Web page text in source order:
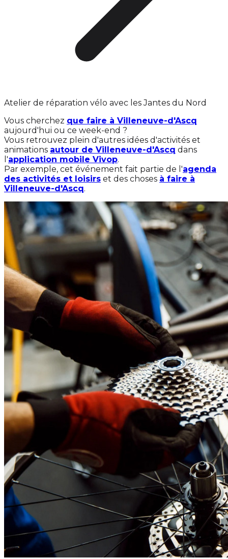
Atelier de réparation vélo avec les Jantes du Nord
Vous cherchez que faire à Villeneuve-d'Ascq
aujourd'hui ou ce week-end ?
Vous retrouvez plein d'autres idées d'activités et
animations autour de Villeneuve-d'Ascq dans
l'application mobile Vivop.
Par exemple, cet événement fait partie de l'agenda
des activités et loisirs et des choses à faire à
Villeneuve-d'Ascq.